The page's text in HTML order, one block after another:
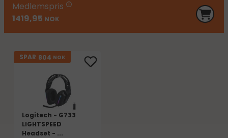
Medlemspris
1419,95 NOK
SPAR 804 NOK
Logitech - G733
LIGHTSPEED
Headset - ...